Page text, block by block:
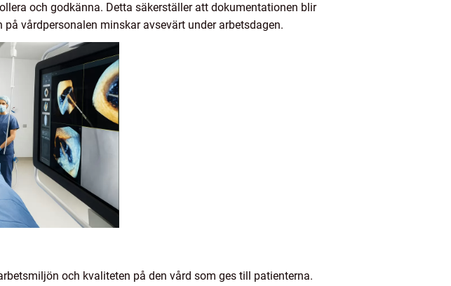
och godkänna. Detta säkerställer att dokumentationen blir
vårdpersonalen minskar avsevärt under arbetsdagen.
och kvaliteten på den vård som ges till patienterna.